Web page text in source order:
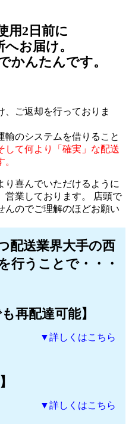
用2日前に
お届け。
かんたんです。
、ご返却を行っておりま
輸のシステムを借りること
して何より「確実」な配送
り喜んでいただけるように
営業しております。 店頭で
んのでご理解のほどお願い
配送業界大手の西
行うことで・・・
再配達可能】
▼詳しくはこちら
▼詳しくはこちら